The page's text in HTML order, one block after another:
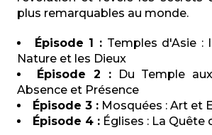
plus remarquables au monde.
Épisode 1 : Temples d'Asie :
Nature et les Dieux
Épisode 2 :Du Temple
Absence et Présence
Épisode 3 : Mosquées : Art et
Épisode 4 : Églises : La Quête